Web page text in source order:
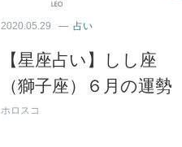
2020.05.29 占い
【星座占い】しし座
（獅子座）６月の運勢
ホロスコ